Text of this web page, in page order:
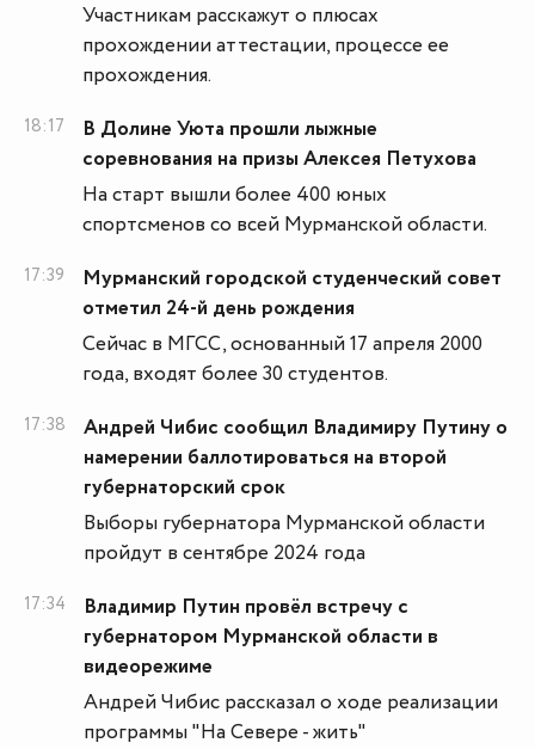
Участникам расскажут о плюсах
прохождении аттестации, процессе ее
прохождения.
18:17
В Долине Уюта прошли лыжные
соревнования на призы Алексея Петухова
На старт вышли более 400 юных
спортсменов со всей Мурманской области.
17:39
Мурманский городской студенческий совет
отметил 24-й день рождения
Сейчас в МГСС, основанный 17 апреля 2000
года, входят более 30 студентов.
17:38
Андрей Чибис сообщил Владимиру Путину о
намерении баллотироваться на второй
губернаторский срок
Выборы губернатора Мурманской области
пройдут в сентябре 2024 года
17:34
Владимир Путин провёл встречу с
губернатором Мурманской области в
видеорежиме
Андрей Чибис рассказал о ходе реализации
программы "На Севере - жить"